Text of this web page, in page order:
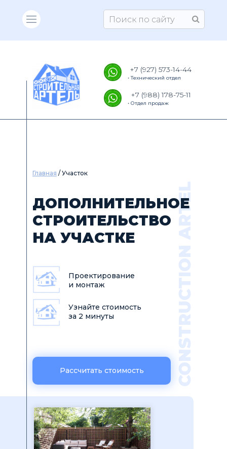
+7 (927) 573-14-44
+7 (988) 178-75-11
• Отдел продаж
• Технический отдел
ДОПОЛНИТЕЛЬНОЕ
СТРОИТЕЛЬСТВО
НА УЧАСТКЕ
Рассчитать стоимость
Проектирование
и монтаж
CONSTRUCTION ARTEL
Узнайте стоимость
за 2 минуты
Главная / Участок